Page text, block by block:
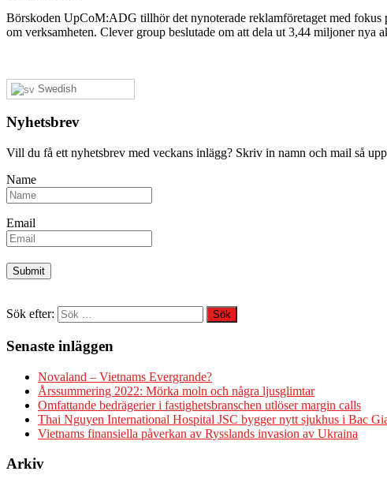
Börskoden UpCoM:ADG tillhör det nynoterade reklamföretaget med fokus
om verksamheten. Clever group beslutade om att dela ut 3,44 miljoner nya
Swedish
Nyhetsbrev
Vill du få ett nyhetsbrev med veckans inlägg? Skriv in namn och mail så
Name
Email
Sök efter:
Senaste inläggen
Novaland – Vietnams Evergrande?
Årssummering 2022: Mörka moln och några ljusglimtar
Omfattande bedrägerier i fastighetsbranschen utlöser margin calls
Thai Nguyen International Hospital JSC bygger nytt sjukhus i Bac
Vietnams finansiella påverkan av Rysslands invasion av Ukraina
Arkiv